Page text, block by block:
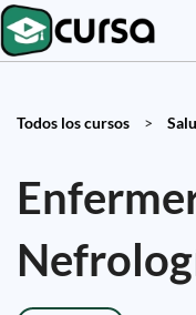
Todos los cursos >